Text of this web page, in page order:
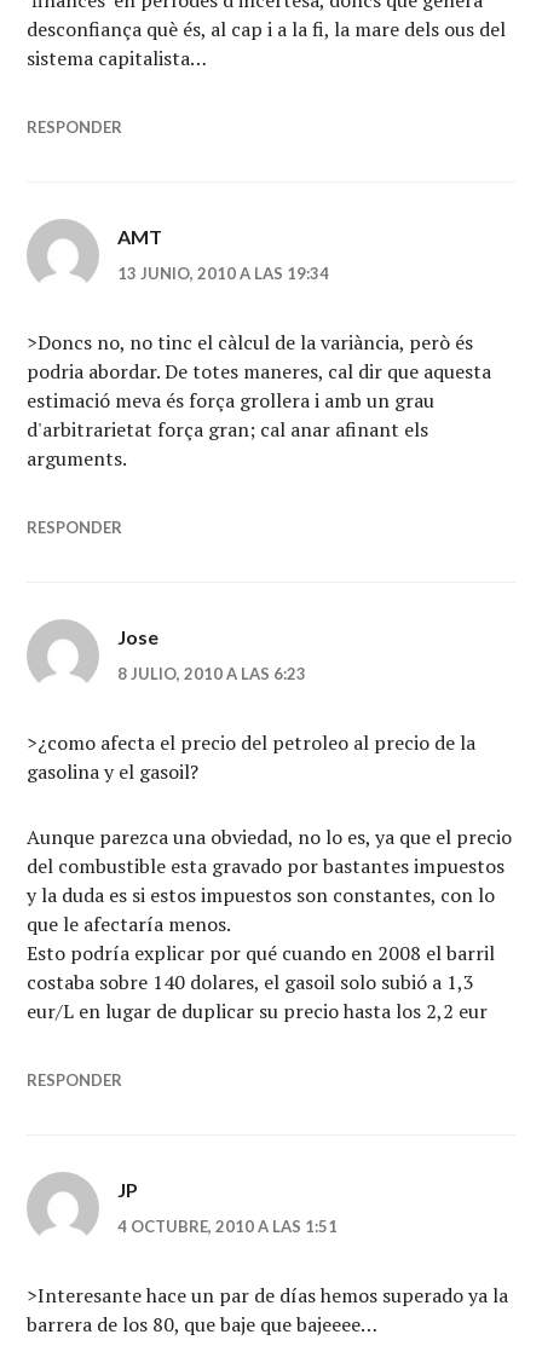
desconfiança què és, al cap i a la fi, la mare dels ous del
sistema capitalista…
RESPONDER
AMT
13 JUNIO, 2010 A LAS 19:34
>Doncs no, no tinc el càlcul de la variància, però és
podria abordar. De totes maneres, cal dir que aquesta
estimació meva és força grollera i amb un grau
d'arbitrarietat força gran; cal anar afinant els
arguments.
RESPONDER
Jose
8 JULIO, 2010 A LAS 6:23
>¿como afecta el precio del petroleo al precio de la
gasolina y el gasoil?
Aunque parezca una obviedad, no lo es, ya que el precio
del combustible esta gravado por bastantes impuestos
y la duda es si estos impuestos son constantes, con lo
que le afectaría menos.
Esto podría explicar por qué cuando en 2008 el barril
costaba sobre 140 dolares, el gasoil solo subió a 1,3
eur/L en lugar de duplicar su precio hasta los 2,2 eur
RESPONDER
JP
4 OCTUBRE, 2010 A LAS 1:51
>Interesante hace un par de días hemos superado ya la
barrera de los 80, que baje que bajeeee…